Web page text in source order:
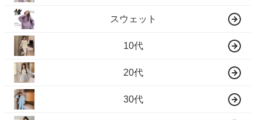
スウェット
10代
20代
30代